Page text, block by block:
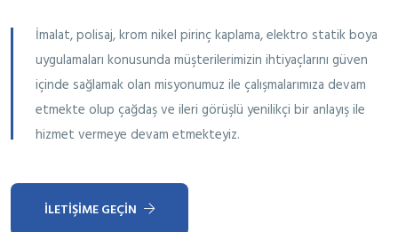
İmalat, polisaj, krom nikel pirinç kaplama, elektro statik boya
uygulamaları konusunda müşterilerimizin ihtiyaçlarını güven
içinde sağlamak olan misyonumuz ile çalışmalarımıza devam
etmekte olup çağdaş ve ileri görüşlü yenilikçi bir anlayış ile
hizmet vermeye devam etmekteyiz.
İLETIŞIME GEÇIN